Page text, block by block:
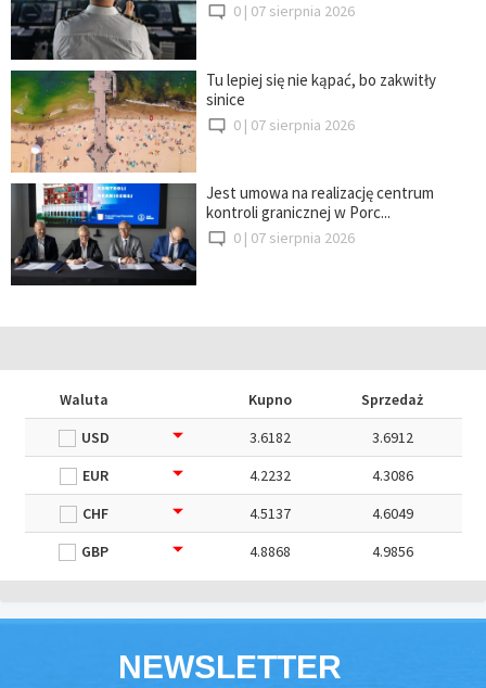
0 | 07 sierpnia 2026
Tu lepiej się nie kąpać, bo zakwitły
sinice
0 | 07 sierpnia 2026
Jest umowa na realizację centrum
kontroli granicznej w Porc...
0 | 07 sierpnia 2026
Waluta Kupno
Sprzedaż
USD
3.6182
3.6912
EUR
4.2232
4.3086
CHF
4.5137
4.6049
GBP
4.8868 4.9856
NEWSLETTER